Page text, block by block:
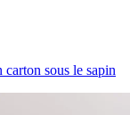
sous le sapin